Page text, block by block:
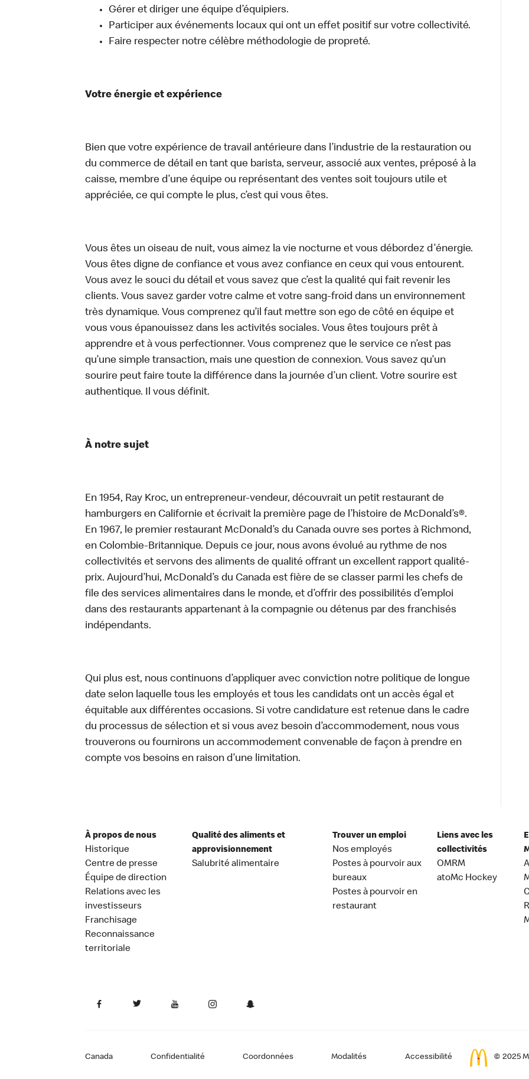
Gérer et diriger une équipe d’équipiers.
Participer aux événements locaux qui ont un effet positif sur votre collectivité.
Faire respecter notre célèbre méthodologie de propreté.
Votre énergie et expérience
Bien que votre expérience de travail antérieure dans l’industrie de la restauration ou
du commerce de détail en tant que barista, serveur, associé aux ventes, préposé à la
caisse, membre d’une équipe ou représentant des ventes soit toujours utile et
appréciée, ce qui compte le plus, c’est qui vous êtes.
Vous êtes un oiseau de nuit, vous aimez la vie nocturne et vous débordez d'énergie.
Vous êtes digne de confiance et vous avez confiance en ceux qui vous entourent.
Vous avez le souci du détail et vous savez que c’est la qualité qui fait revenir les
clients. Vous savez garder votre calme et votre sang-froid dans un environnement
très dynamique. Vous comprenez qu’il faut mettre son ego de côté en équipe et
vous vous épanouissez dans les activités sociales. Vous êtes toujours prêt à
apprendre et à vous perfectionner. Vous comprenez que le service ce n’est pas
qu’une simple transaction, mais une question de connexion. Vous savez qu’un
sourire peut faire toute la différence dans la journée d’un client. Votre sourire est
authentique. Il vous définit.
À notre sujet
En 1954, Ray Kroc, un entrepreneur-vendeur, découvrait un petit restaurant de
hamburgers en Californie et écrivait la première page de l’histoire de McDonald’s®.
En 1967, le premier restaurant McDonald’s du Canada ouvre ses portes à Richmond,
en Colombie-Britannique. Depuis ce jour, nous avons évolué au rythme de nos
collectivités et servons des aliments de qualité offrant un excellent rapport qualité-
prix. Aujourd’hui, McDonald’s du Canada est fière de se classer parmi les chefs de
file des services alimentaires dans le monde, et d’offrir des possibilités d’emploi
dans des restaurants appartenant à la compagnie ou détenus par des franchisés
indépendants.
Qui plus est, nous continuons d’appliquer avec conviction notre politique de longue
date selon laquelle tous les employés et tous les candidats ont un accès égal et
équitable aux différentes occasions. Si votre candidature est retenue dans le cadre
du processus de sélection et si vous avez besoin d’accommodement, nous vous
trouverons ou fournirons un accommodement convenable de façon à prendre en
compte vos besoins en raison d’une limitation.
À propos de nous
Historique
Centre de presse
Équipe de direction
Relations avec les
investisseurs
Franchisage
Reconnaissance
territoriale
Qualité des aliments et
approvisionnement
Salubrité alimentaire
Trouver un emploi
Nos employés
Postes à pourvoir aux
bureaux
Postes à pourvoir en
restaurant
Liens avec les
collectivités
OMRM
atoMc Hockey
Canada Confidentialité Coordonnées Modalités Accessibilité © 2025